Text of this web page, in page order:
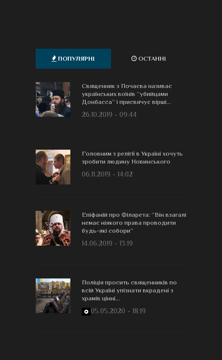
ПОПУЛЯРНІ ОСТАННІ
Священник з Почаєва називає
українських воїнів “убийцами
Донбасса” і присвячує вірші...
26.10.2019 - 09:44
Головним з релігії в Україні хочуть
зробити людину Новинського
06.11.2019 - 14:02
Епіфаній про Філарета: “Він взагалі
немає ніякого права проводити
будь-які собори”
14.06.2019 - 13:19
Поліція просить священників по
всій Україні упізнати вкрадені з
храмів цінні...
05.05.2020 - 18:19